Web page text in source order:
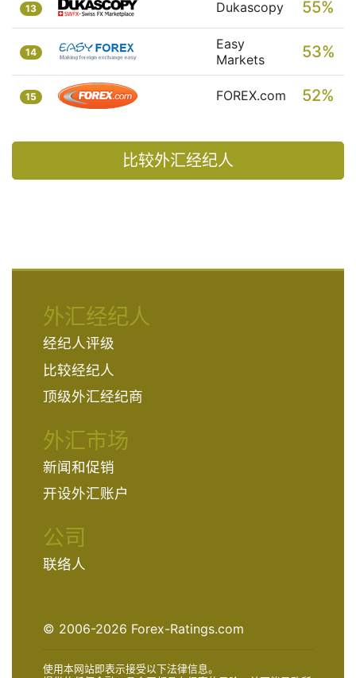
13 Dukascopy 55%
14
Easy
Markets
53%
15 FOREX.com 52%
比较外汇经纪人
外汇经纪人
经纪人评级
比较经纪人
顶级外汇经纪商
外汇市场
新闻和促销
开设外汇账户
公司
联络人
© 2006-2026 Forex-Ratings.com
使用本网站即表示接受以下法律信息。